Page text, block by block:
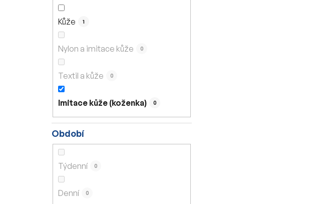
Kůže 1
Nylon a imitace kůže 0
Textil a kůže 0
Imitace kůže (koženka) 0
Období
Týdenní 0
Denní 0